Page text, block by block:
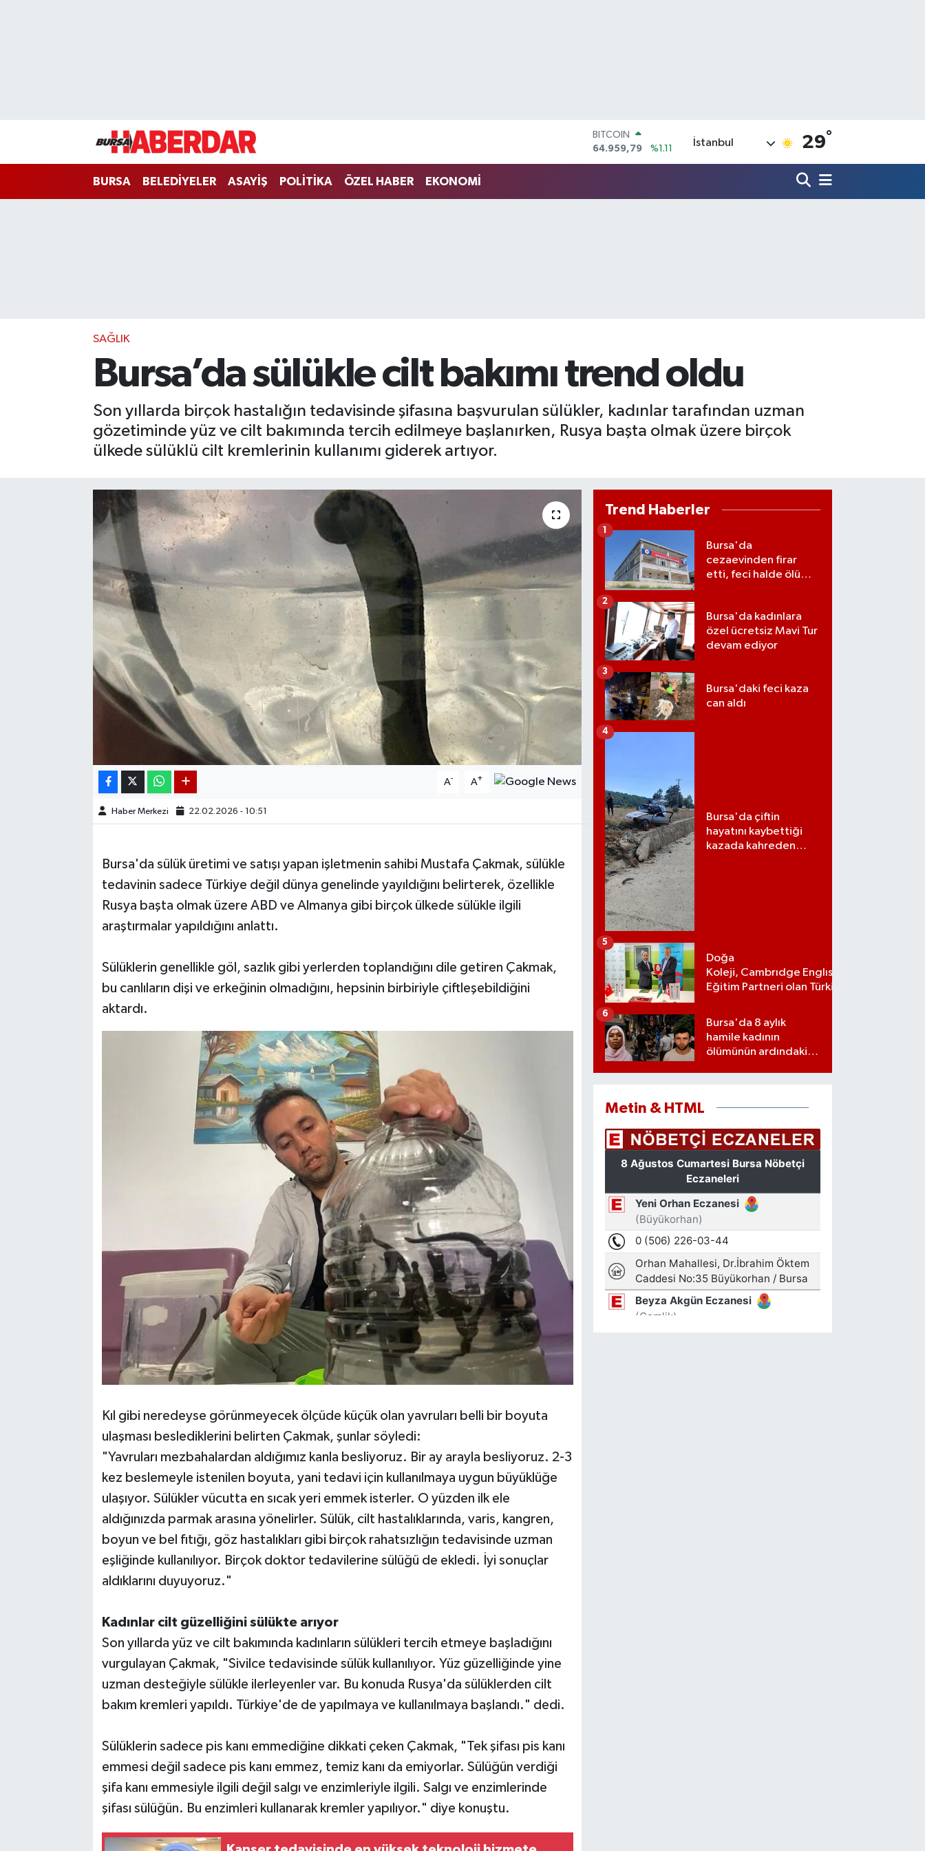
DOLAR
47,7436
%0.18
EURO
İstanbul 29°
BURSA BELEDİYELER ASAYİŞ POLİTİKA ÖZEL HABER EKONOMİ
SAĞLIK
Bursa’da sülükle cilt bakımı trend oldu
Son yıllarda birçok hastalığın tedavisinde şifasına başvurulan sülükler, kadınlar tarafından uzman
gözetiminde yüz ve cilt bakımında tercih edilmeye başlanırken, Rusya başta olmak üzere birçok
ülkede sülüklü cilt kremlerinin kullanımı giderek artıyor.
A- A+
Haber Merkezi 22.02.2026 - 10:51
Bursa'da sülük üretimi ve satışı yapan işletmenin sahibi Mustafa Çakmak, sülükle
tedavinin sadece Türkiye değil dünya genelinde yayıldığını belirterek, özellikle
Rusya başta olmak üzere ABD ve Almanya gibi birçok ülkede sülükle ilgili
araştırmalar yapıldığını anlattı.
Sülüklerin genellikle göl, sazlık gibi yerlerden toplandığını dile getiren Çakmak,
bu canlıların dişi ve erkeğinin olmadığını, hepsinin birbiriyle çiftleşebildiğini
aktardı.
Kıl gibi neredeyse görünmeyecek ölçüde küçük olan yavruları belli bir boyuta
ulaşması beslediklerini belirten Çakmak, şunlar söyledi:
"Yavruları mezbahalardan aldığımız kanla besliyoruz. Bir ay arayla besliyoruz. 2-3
kez beslemeyle istenilen boyuta, yani tedavi için kullanılmaya uygun büyüklüğe
ulaşıyor. Sülükler vücutta en sıcak yeri emmek isterler. O yüzden ilk ele
aldığınızda parmak arasına yönelirler. Sülük, cilt hastalıklarında, varis, kangren,
boyun ve bel fıtığı, göz hastalıkları gibi birçok rahatsızlığın tedavisinde uzman
eşliğinde kullanılıyor. Birçok doktor tedavilerine sülüğü de ekledi. İyi sonuçlar
aldıklarını duyuyoruz."
Kadınlar cilt güzelliğini sülükte arıyor
Son yıllarda yüz ve cilt bakımında kadınların sülükleri tercih etmeye başladığını
vurgulayan Çakmak, "Sivilce tedavisinde sülük kullanılıyor. Yüz güzelliğinde yine
uzman desteğiyle sülükle ilerleyenler var. Bu konuda Rusya'da sülüklerden cilt
bakım kremleri yapıldı. Türkiye'de de yapılmaya ve kullanılmaya başlandı." dedi.
Sülüklerin sadece pis kanı emmediğine dikkati çeken Çakmak, "Tek şifası pis kanı
emmesi değil sadece pis kanı emmez, temiz kanı da emiyorlar. Sülüğün verdiği
şifa kanı emmesiyle ilgili değil salgı ve enzimleriyle ilgili. Salgı ve enzimlerinde
şifası sülüğün. Bu enzimleri kullanarak kremler yapılıyor." diye konuştu.
Trend Haberler
Bursa'da
cezaevinden firar
etti, feci halde ölü
1
Bursa'da kadınlara
özel ücretsiz Mavi Tur
devam ediyor
2
Bursa'daki feci kaza
can aldı
3
Bursa'da çiftin
hayatını kaybettiği
kazada kahreden
4
Doğa
Koleji, Cambrıdge Englısh Platınum
Eğitim Partneri olan Türkiye’deki ilk
5
Bursa'da 8 aylık
hamile kadının
ölümünün ardındaki
6
Metin & HTML
Tüm Manşetler